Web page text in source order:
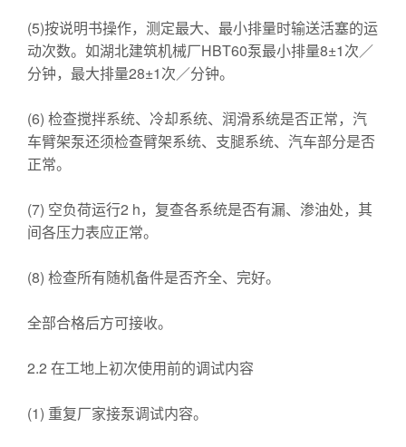
(5)按说明书操作，测定最大、最小排量时输送活塞的运
动次数。如湖北建筑机械厂HBT60泵最小排量8±1次／
分钟，最大排量28±1次／分钟。
(6) 检查搅拌系统、冷却系统、润滑系统是否正常，汽
车臂架泵还须检查臂架系统、支腿系统、汽车部分是否
正常。
(7) 空负荷运行2 h，复查各系统是否有漏、渗油处，其
间各压力表应正常。
(8) 检查所有随机备件是否齐全、完好。
全部合格后方可接收。
2.2 在工地上初次使用前的调试内容
(1) 重复厂家接泵调试内容。